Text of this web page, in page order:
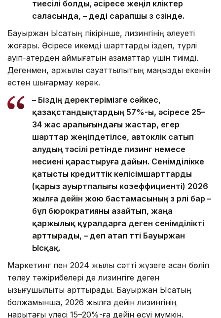
тиесілі болды, әсіресе жеңіл көліктер
саласында, – деді сарапшы өз сөзінде.
Бауыржан Ысқақтың пікірінше, лизингінің әлеуеті
жоғары. Әсіресе икемді шарттарды іздеп, түрлі
қауіп-қатерден қаймығатын азаматтар үшін тиімді.
Дегенмен, қаржылық сауаттылықтың маңызды екенін
естен шығармау керек.
– Біздің деректерімізге сәйкес,
қазақстандықтардың 57%-ы, әсіресе 25–
34 жас аралығындағы жастар, егер
шарттар жеңілдетілсе, автокөлік сатып
алудың тәсілі ретінде лизинг немесе
несиені қарастыруға дайын. Сенімділікке
қатысты кредиттік келісімшарттарды
(қарыз ауыртпалығы коэеффициенті) 2026
жылға дейін жою бастамасының өз рөлі бар –
бұл бюрократияны азайтып, жаңа
қаржылық құралдарға деген сенімділікті
арттырады, – деп атап өтті Бауыржан
Ысқақ.
Маркетинг пен 2024 жылы сәтті жүзеге асқан бөліп
төлеу тәжірибелері де лизингіге деген
қызығушылықты арттырады. Бауыржан Ысқақтың
болжамынша, 2026 жылға дейін лизингінің
нарықтағы үлесі 15–20%-ға дейін өсуі мүмкін.